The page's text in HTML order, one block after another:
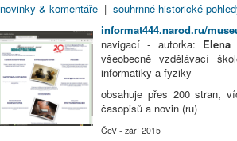
novinky & komentáře | souhrnné historické
informat444.narod.ru/
navigací - autorka: Elena
všeobecně vzdělávací
informatiky a fyziky
obsahuje přes 200 stran,
časopisů a novin (ru)
ČeV - září 2015